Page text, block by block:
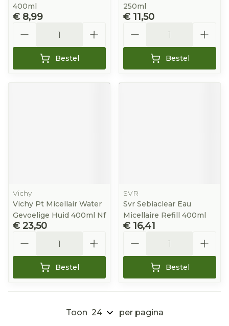
400ml
€ 8,99
Bestel
250ml
€ 11,50
Bestel
Vichy
Vichy Pt Micellair Water
Gevoelige Huid 400ml Nf
€ 23,50
Bestel
SVR
Svr Sebiaclear Eau
Micellaire Refill 400ml
€ 16,41
Bestel
Toon per pagina